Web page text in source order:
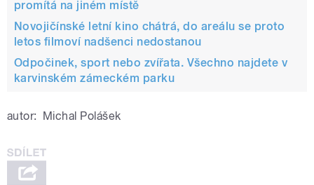
promítá na jiném místě
Novojičínské letní kino chátrá, do areálu se proto
letos filmoví nadšenci nedostanou
Odpočinek, sport nebo zvířata. Všechno najdete v
karvinském zámeckém parku
autor: Michal Polášek